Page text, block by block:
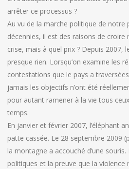
arrêter ce processus ?
Au vu de la marche politique de notre
décennies, il est des raisons de
crise, mais à quel prix ? Depuis 2007,
presque rien. Lorsqu’on examine les
contestations que le pays a
jamais les objectifs n’ont été
pour autant ramener à la vie tous
temps.
En janvier et février 2007, l’éléphant
patte cassée. Le 28 septembre 2009
la montagne a accouché d’une
politiques et la preuve que la violence